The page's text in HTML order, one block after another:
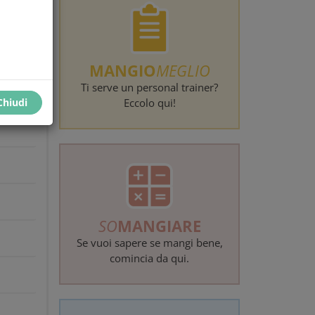
MANGIOMEGLIO
Ti serve un personal trainer?
Eccolo qui!
SOMANGIARE
Se vuoi sapere se mangi bene,
comincia da qui.